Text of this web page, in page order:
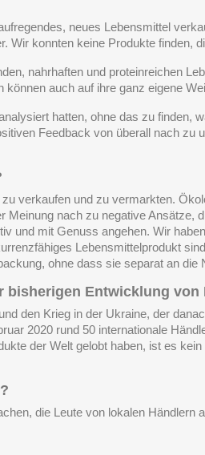
neues Lebensmittel
konnten keine Produkte finden,
nahrhaften und proteinreichen
auch auf ihre ganz eigene
hatten, ohne das zu finden,
Feedback von überall nach zu
verkaufen und zu vermarkten.
nach zu negative Ansätze,
und mit Genuss angehen. Wir
Lebensmittelprodukt
ohne dass sie separat an
bisherigen Entwicklung von
den Krieg in der Ukraine, der
2020 rund 50 internationale
der Welt gelobt haben, ist es
die Leute von lokalen Händlern